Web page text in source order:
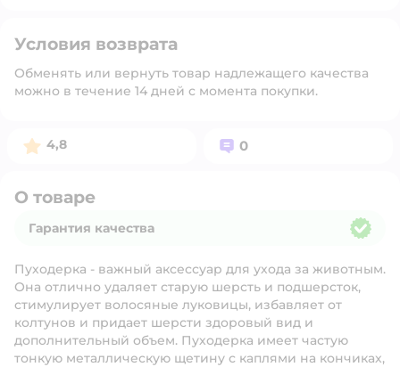
Условия возврата
Обменять или вернуть товар надлежащего качества
можно в течение 14 дней с момента покупки.
Рейтинг:
4,8 Вопросов:
0
О товаре
Гарантия качества
Пуходерка - важный аксессуар для ухода за животным.
Она отлично удаляет старую шерсть и подшерсток,
стимулирует волосяные луковицы, избавляет от
колтунов и придает шерсти здоровый вид и
дополнительный объем. Пуходерка имеет частую
тонкую металлическую щетину с каплями на кончиках,